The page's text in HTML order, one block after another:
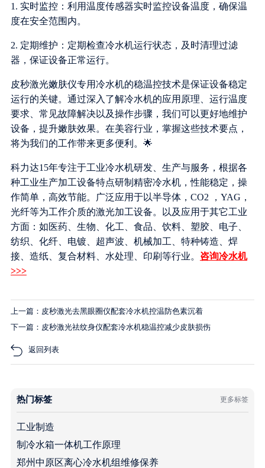
1. 实时监控：利用温度传感器实时监控设备温度，确保温
度在安全范围内。
2. 定期维护：定期检查冷水机运行状态，及时清理过滤
器，保证设备正常运行。
皮秒激光嫩肤仪专用冷水机的稳温控技术是保证设备稳定
运行的关键。通过深入了解冷水机的应用原理、运行温度
要求、常见故障解决以及操作步骤，我们可以更好地维护
设备，提升嫩肤效果。在美容行业，掌握这些技术要点，
将为我们的工作带来更多便利。🌟
科力达15年专注于工业冷水机研发、生产与服务，根据各
种工业生产加工设备特点研制精密冷水机，性能稳定，操
作简单，高效节能。广泛应用于以半导体，CO2 ，YAG，
光纤等为工作介质的激光加工设备。以及应用于其它工业
方面：如医药、生物、化工、食品、饮料、塑胶、电子、
纺织、化纤、电镀、超声波、机械加工、特种铸造、焊
接、造纸、复合材料、水处理、印刷等行业。 咨询冷水机
>>>
上一篇：皮秒激光去黑眼圈仪配套冷水机控温防色素沉着
下一篇：皮秒激光祛纹身仪配套冷水机稳温控减少皮肤损伤
返回列表
热门标签 更多标签
工业制造
制冷水箱一体机工作原理
郑州中原区离心冷水机组维修保养